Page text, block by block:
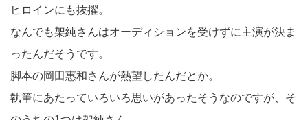
ヒロインにも抜擢。
なんでも架純さんはオーディションを受けずに主演が決ま
ったんだそうです。
脚本の岡田惠和さんが熱望したんだとか。
執筆にあたっていろいろ思いがあったそうなのですが、そ